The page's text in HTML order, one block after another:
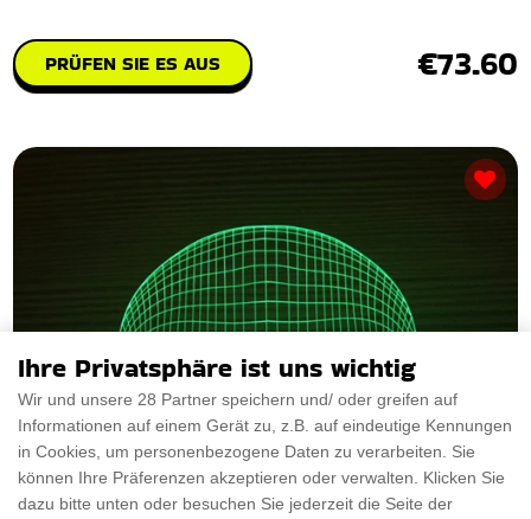
PRÜFEN SIE ES AUS €73.60
Ihre Privatsphäre ist uns wichtig
Wir und unsere 28 Partner speichern und/ oder greifen auf
Informationen auf einem Gerät zu, z.B. auf eindeutige Kennungen
in Cookies, um personenbezogene Daten zu verarbeiten. Sie
können Ihre Präferenzen akzeptieren oder verwalten. Klicken Sie
dazu bitte unten oder besuchen Sie jederzeit die Seite der